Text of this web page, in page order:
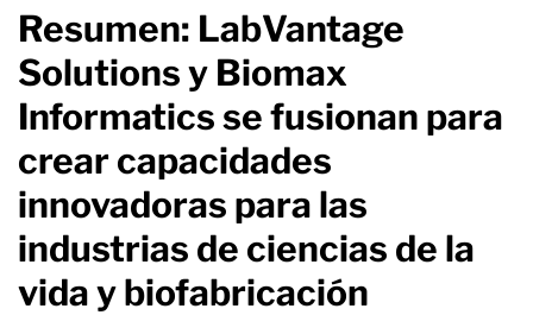
Resumen: LabVantage
Solutions y Biomax
Informatics se fusionan para
crear capacidades
innovadoras para las
industrias de ciencias de la
vida y biofabricación